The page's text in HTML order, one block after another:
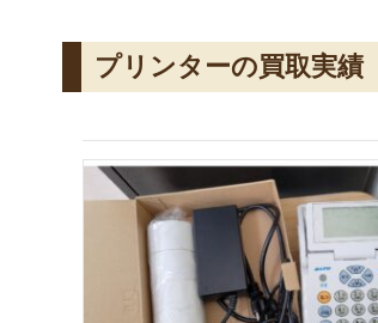
プリンターの買取実績